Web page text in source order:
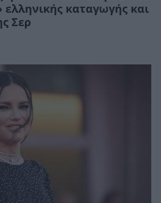
καταγωγής και
Σερ